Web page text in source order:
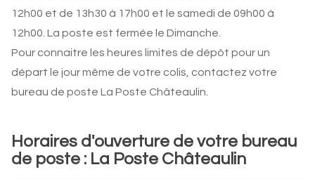
12h00 et de 13h30 à 17h00 et le samedi de 09h00 à
12h00. La poste est fermée le Dimanche.
Pour connaitre les heures limites de dépôt pour un
départ le jour même de votre colis, contactez votre
bureau de poste La Poste Châteaulin.
Horaires d'ouverture de votre bureau
de poste : La Poste Châteaulin